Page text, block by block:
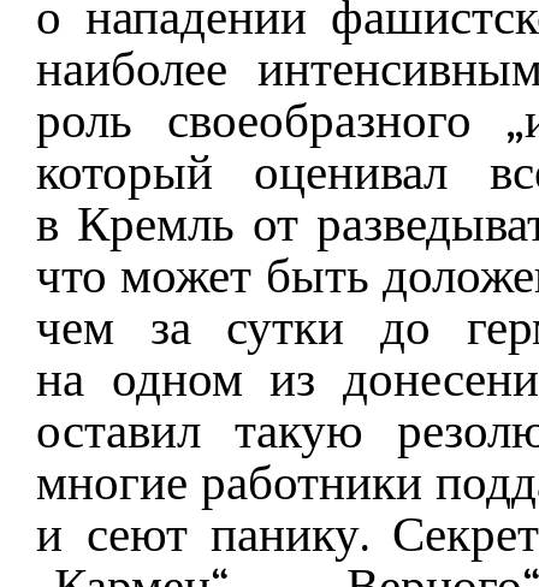
о нападении
наиболее
роль своеобразного
который оценивал
в Кремль от
что может быть
чем за сутки до
на одном из
оставил такую
многие работники
и сеют панику.